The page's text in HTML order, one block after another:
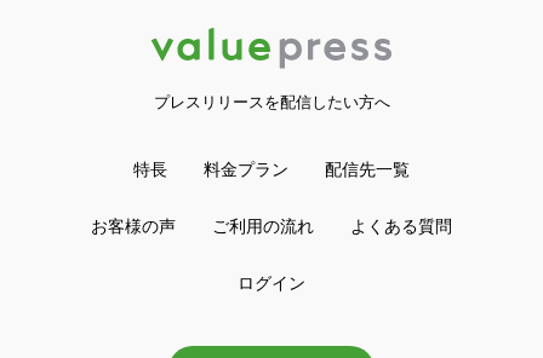
プレスリリースを配信したい方へ
特長 料金プラン 配信先一覧
お客様の声 ご利用の流れ よくある質問
ログイン